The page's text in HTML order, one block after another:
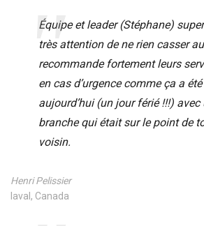
Équipe et leader (Stéphane)
très attention de ne rien casser
recommande fortement leurs
en cas d’urgence comme ça a
aujourd’hui (un jour férié !!!) avec
branche qui était sur le point de
voisin.
Henri Pelissier
laval, Canada